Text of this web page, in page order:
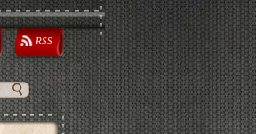
RSS